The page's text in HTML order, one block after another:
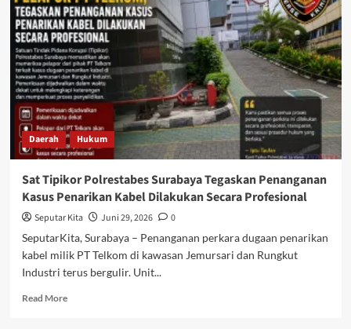
PRIA
BERINISIAL
AK
MENINGGAL
DI
PINGGIR
JALAN
PERSAWAHAN
Daerah Hukum
Sat Tipikor Polrestabes Surabaya Tegaskan Penanganan
Kasus Penarikan Kabel Dilakukan Secara Profesional
Seputar Kita Juni 29, 2026
0
SeputarKita, Surabaya – Penanganan perkara dugaan penarikan
kabel milik PT Telkom di kawasan Jemursari dan Rungkut
Industri terus bergulir. Unit...
Read MoreRead